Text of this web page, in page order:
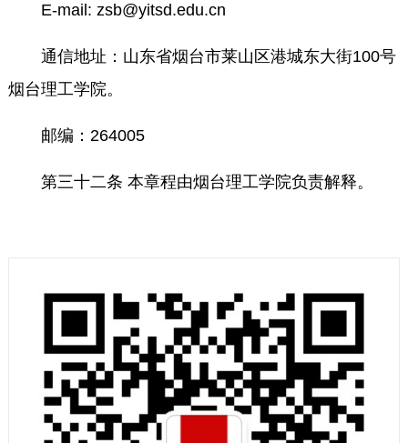
E-mail: zsb@yitsd.edu.cn
通信地址：山东省烟台市莱山区港城东大街100号
烟台理工学院。
邮编：264005
第三十二条 本章程由烟台理工学院负责解释。